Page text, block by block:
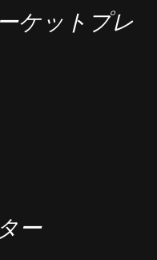
ケットプレ
ー